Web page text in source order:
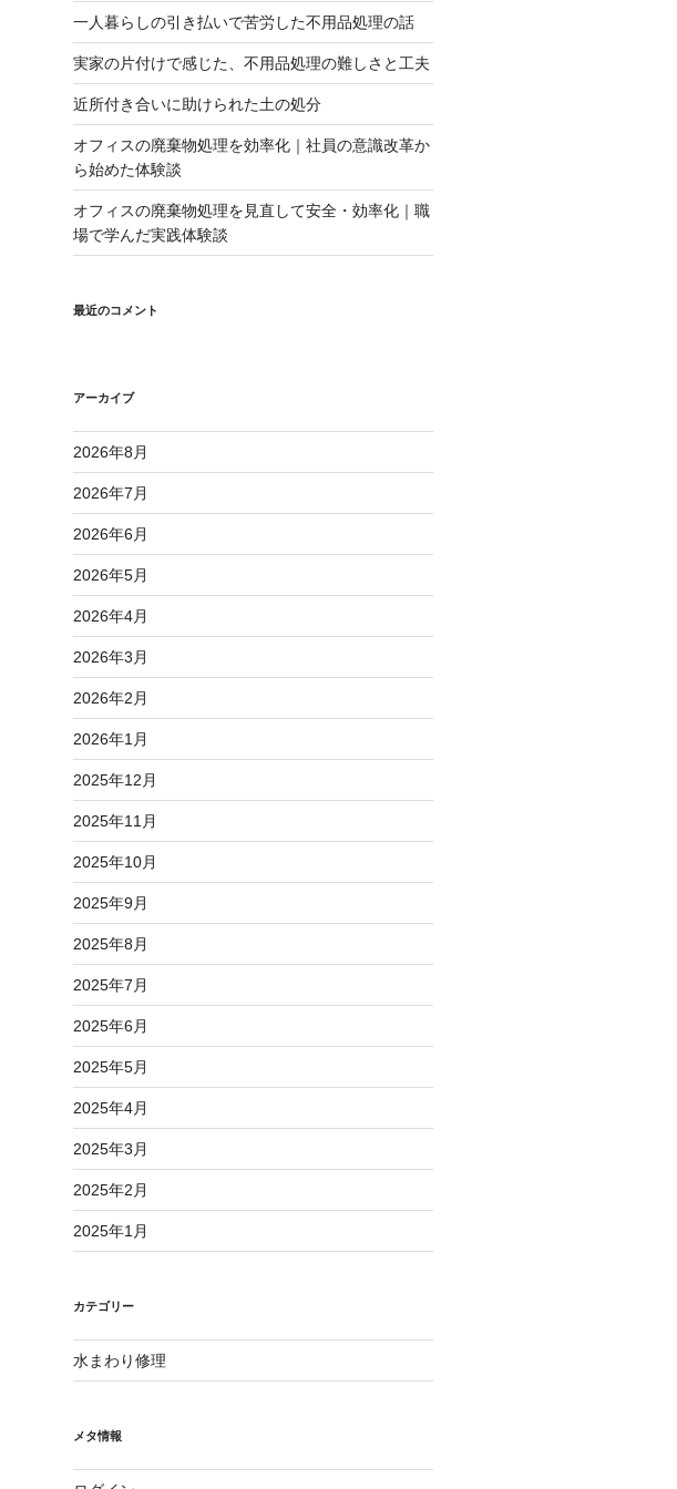
一人暮らしの引き払いで苦労した不用品処理の話
実家の片付けで感じた、不用品処理の難しさと工夫
近所付き合いに助けられた土の処分
オフィスの廃棄物処理を効率化｜社員の意識改革か
ら始めた体験談
オフィスの廃棄物処理を見直して安全・効率化｜職
場で学んだ実践体験談
最近のコメント
アーカイブ
2026年8月
2026年7月
2026年6月
2026年5月
2026年4月
2026年3月
2026年2月
2026年1月
2025年12月
2025年11月
2025年10月
2025年9月
2025年8月
2025年7月
2025年6月
2025年5月
2025年4月
2025年3月
2025年2月
2025年1月
カテゴリー
水まわり修理
メタ情報